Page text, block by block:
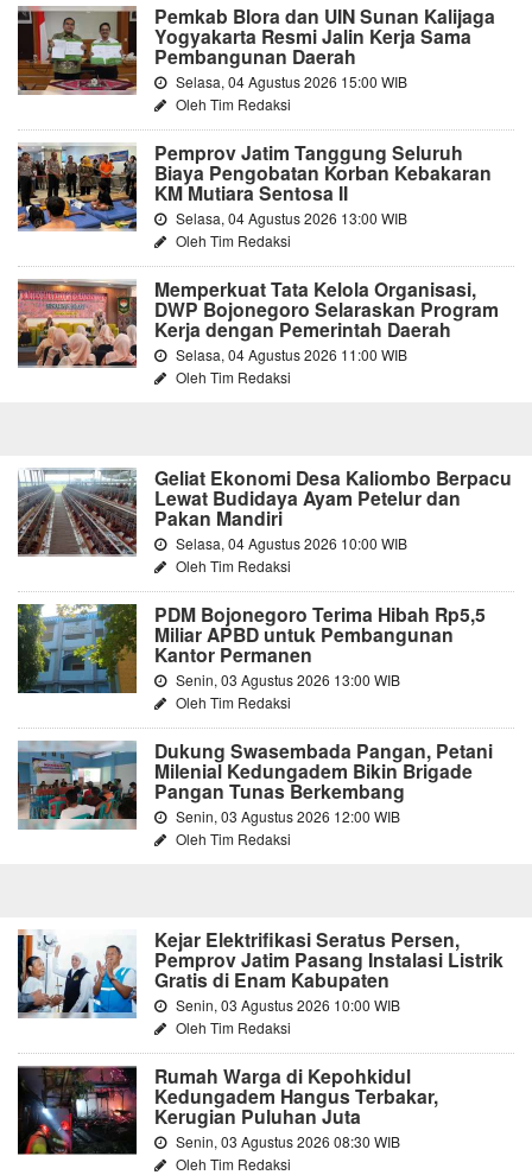
Pemkab Blora dan UIN Sunan Kalijaga
Yogyakarta Resmi Jalin Kerja Sama
Pembangunan Daerah
Selasa, 04 Agustus 2026 15:00 WIB
Oleh Tim Redaksi
Pemprov Jatim Tanggung Seluruh
Biaya Pengobatan Korban Kebakaran
KM Mutiara Sentosa II
Selasa, 04 Agustus 2026 13:00 WIB
Oleh Tim Redaksi
Memperkuat Tata Kelola Organisasi,
DWP Bojonegoro Selaraskan Program
Kerja dengan Pemerintah Daerah
Selasa, 04 Agustus 2026 11:00 WIB
Oleh Tim Redaksi
Geliat Ekonomi Desa Kaliombo Berpacu
Lewat Budidaya Ayam Petelur dan
Pakan Mandiri
Selasa, 04 Agustus 2026 10:00 WIB
Oleh Tim Redaksi
PDM Bojonegoro Terima Hibah Rp5,5
Miliar APBD untuk Pembangunan
Kantor Permanen
Senin, 03 Agustus 2026 13:00 WIB
Oleh Tim Redaksi
Dukung Swasembada Pangan, Petani
Milenial Kedungadem Bikin Brigade
Pangan Tunas Berkembang
Senin, 03 Agustus 2026 12:00 WIB
Oleh Tim Redaksi
Kejar Elektrifikasi Seratus Persen,
Pemprov Jatim Pasang Instalasi Listrik
Gratis di Enam Kabupaten
Senin, 03 Agustus 2026 10:00 WIB
Oleh Tim Redaksi
Rumah Warga di Kepohkidul
Kedungadem Hangus Terbakar,
Kerugian Puluhan Juta
Senin, 03 Agustus 2026 08:30 WIB
Oleh Tim Redaksi